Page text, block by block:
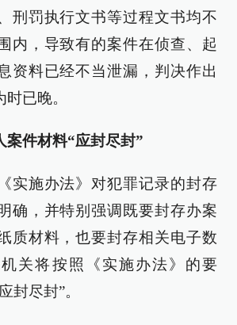
刑罚执行文书等过程文书均不
内，导致有的案件在侦查、起
资料已经不当泄漏，判决作出
已晚。
案件材料“应封尽封”
实施办法》对犯罪记录的封存
确，并特别强调既要封存办案
质材料，也要封存相关电子数
关将按照《实施办法》的要
封尽封”。